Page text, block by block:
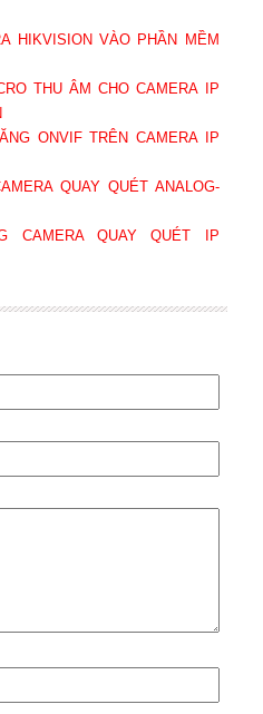
HIKVISION VÀO PHẦN MỀM
THU ÂM CHO CAMERA IP
ONVIF TRÊN CAMERA IP
QUAY QUÉT ANALOG-
CAMERA QUAY QUÉT IP